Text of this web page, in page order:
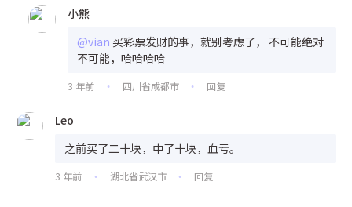
小熊
@vian 买彩票发财的事，就别考虑了， 不可能绝对
不可能，哈哈哈哈
3 年前 • 四川省成都市 • 回复
Leo
之前买了二十块，中了十块，血亏。
3 年前 • 湖北省武汉市 • 回复